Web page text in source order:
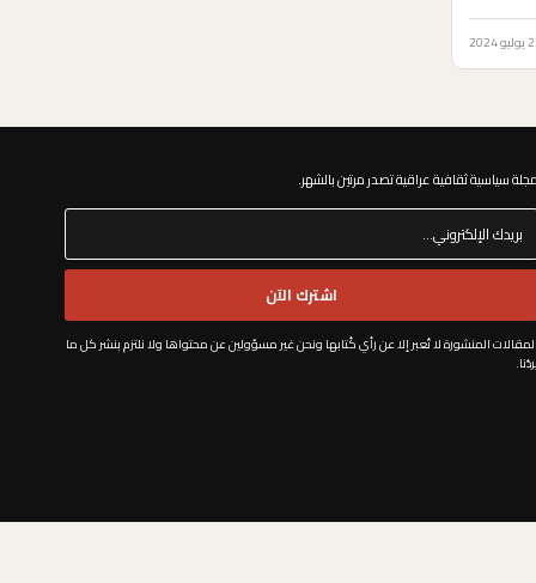
2024
مجلة سياسية ثقافية عراقية تصدر مرتين بالشهر. ​
اشترك الآن
المقالات المنشورة لا تُعبر إلا عن رأي كُتابها ونحن غير مسؤولين عن محتواها ولا نلتزم بنشر كل ما
يردُنا.